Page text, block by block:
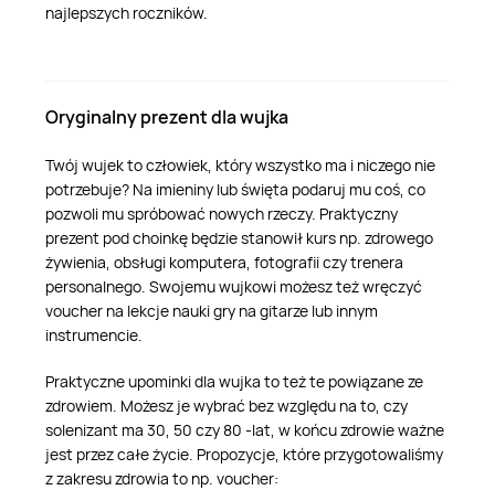
najlepszych roczników.
Oryginalny prezent dla wujka
Twój wujek to człowiek, który wszystko ma i niczego nie
potrzebuje? Na imieniny lub święta podaruj mu coś, co
pozwoli mu spróbować nowych rzeczy. Praktyczny
prezent pod choinkę będzie stanowił kurs np. zdrowego
żywienia, obsługi komputera, fotografii czy trenera
personalnego. Swojemu wujkowi możesz też wręczyć
voucher na lekcje nauki gry na gitarze lub innym
instrumencie.
Praktyczne upominki dla wujka to też te powiązane ze
zdrowiem. Możesz je wybrać bez względu na to, czy
solenizant ma 30, 50 czy 80 -lat, w końcu zdrowie ważne
jest przez całe życie. Propozycje, które przygotowaliśmy
z zakresu zdrowia to np. voucher: